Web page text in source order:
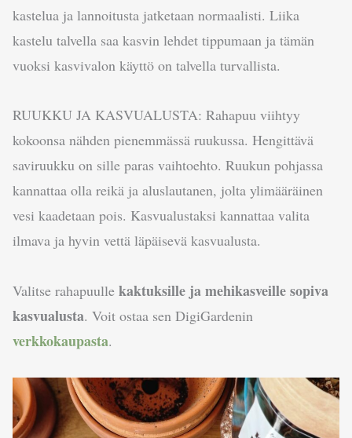
kastelua ja lannoitusta jatketaan normaalisti. Liika
kastelu talvella saa kasvin lehdet tippumaan ja tämän
vuoksi kasvivalon käyttö on talvella turvallista.
RUUKKU JA KASVUALUSTA: Rahapuu viihtyy
kokoonsa nähden pienemmässä ruukussa. Hengittävä
saviruukku on sille paras vaihtoehto. Ruukun pohjassa
kannattaa olla reikä ja aluslautanen, jolta ylimääräinen
vesi kaadetaan pois. Kasvualustaksi kannattaa valita
ilmava ja hyvin vettä läpäisevä kasvualusta.
Valitse rahapuulle kaktuksille ja mehikasveille sopiva
kasvualusta. Voit ostaa sen DigiGardenin
verkkokaupasta.